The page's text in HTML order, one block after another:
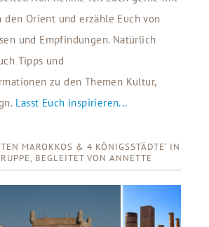
den Orient und erzähle Euch von
und Empfindungen. Natürlich
Tipps und
zu den Themen Kultur,
Lasst Euch inspirieren...
MAROKKOS & 4 KÖNIGSSTÄDTE‘ IN
BEGLEITET VON ANNETTE